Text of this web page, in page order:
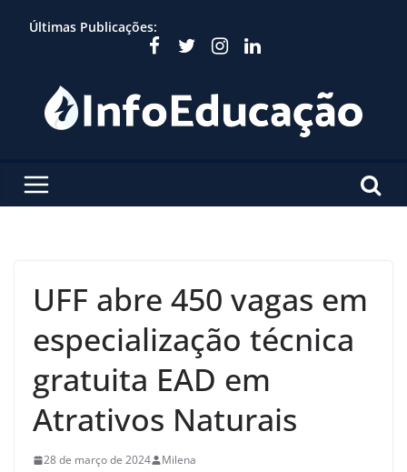
Últimas Publicações:
UFF abre 450 vagas em
especialização técnica
gratuita EAD em
Atrativos Naturais
28 de março de 2024 Milena